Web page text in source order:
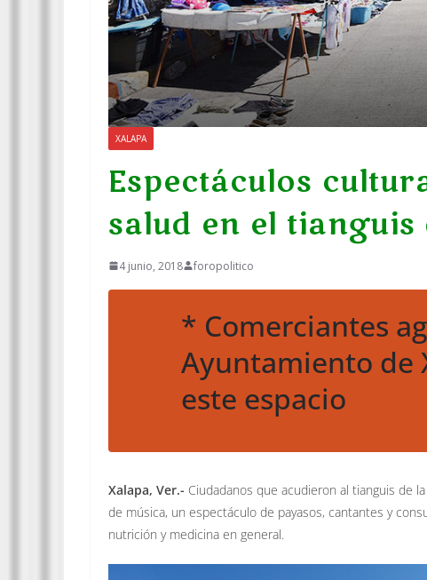
XALAPA
Espectáculos
salud en el tianguis
4 junio, 2018 foropolitico
* Comerciantes
Ayuntamiento de
este espacio
Xalapa, Ver.- Ciudadanos que acudieron al tianguis de
de música, un espectáculo de payasos, cantantes y
nutrición y medicina en general.